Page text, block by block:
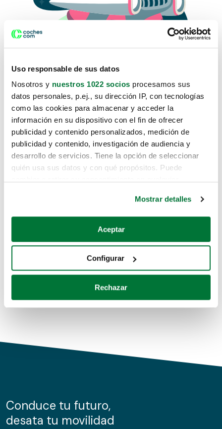
Uso responsable de sus datos
Nosotros y nuestros 1022 socios procesamos sus
datos personales, p.ej., su dirección IP, con tecnologías
como las cookies para almacenar y acceder la
información en su dispositivo con el fin de ofrecer
publicidad y contenido personalizados, medición de
publicidad y contenido, investigación de audiencia y
desarrollo de servicios. Tiene la opción de seleccionar
quién usa sus datos y con qué propósitos. Puede
Si lo permite, también quisiéramos:
Recopilar información sobre su ubicación geográfica
Identificar su dispositivo analizándolo activamente
para buscar características específicas (huellas
Obtenga más información sobre cómo se procesan sus
de cookies.
información sobre el uso que haga del sitio web con
nuestros partners de redes sociales, publicidad y análisis
Mostrar detalles
Aceptar
Configurar
Rechazar
Lo sentimos, no sabemos como
te hemos traido hasta aquí.
Pero puedes encontrar el coche que estás
buscando en alguno de estos enlaces:
Coches de segunda mano
Coches de km0
Conduce tu futuro,
desata tu movilidad